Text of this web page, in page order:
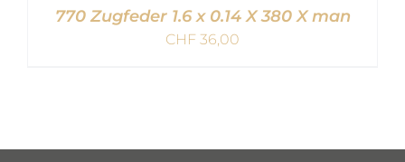
770 Zugfeder 1.6 x 0.14 X 380 X man
CHF 36,00